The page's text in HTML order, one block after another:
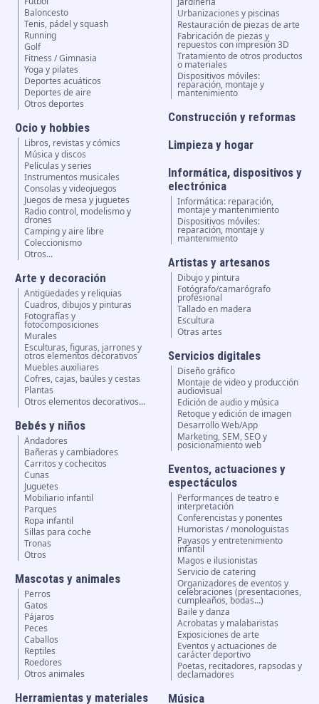
Baloncesto
Tenis, pádel y squash
Running
Golf
Fitness / Gimnasia
Yoga y pilates
Deportes acuáticos
Deportes de aire
Otros deportes
Ocio y hobbies
Libros, revistas y cómics
Música y discos
Películas y series
Instrumentos musicales
Consolas y videojuegos
Juegos de mesa y juguetes
Radio control, modelismo y
drones
Camping y aire libre
Coleccionismo
Otros...
Arte y decoración
Antigüedades y reliquias
Cuadros, dibujos y pinturas
Fotografías y
fotocomposiciones
Murales
Esculturas, figuras, jarrones y
otros elementos decorativos
Muebles auxiliares
Cofres, cajas, baúles y cestas
Plantas
Otros elementos decorativos...
Bebés y niños
Andadores
Bañeras y cambiadores
Carritos y cochecitos
Cunas
Juguetes
Mobiliario infantil
Parques
Ropa infantil
Sillas para coche
Tronas
Otros
Mascotas y animales
Perros
Gatos
Pájaros
Peces
Caballos
Reptiles
Roedores
Otros animales
Herramientas y materiales
Urbanizaciones y piscinas
Restauración de piezas de arte
Fabricación de piezas y
repuestos con impresión 3D
Tratamiento de otros productos
o materiales
Dispositivos móviles:
reparación, montaje y
mantenimiento
Construcción y reformas
Limpieza y hogar
Informática, dispositivos y
electrónica
Informática: reparación,
montaje y mantenimiento
Dispositivos móviles:
reparación, montaje y
mantenimiento
Artistas y artesanos
Dibujo y pintura
Fotógrafo/camarógrafo
profesional
Tallado en madera
Escultura
Otras artes
Servicios digitales
Diseño gráfico
Montaje de video y producción
audiovisual
Edición de audio y música
Retoque y edición de imagen
Desarrollo Web/App
Marketing, SEM, SEO y
posicionamiento web
Eventos, actuaciones y
espectáculos
Performances de teatro e
interpretación
Conferencistas y ponentes
Humoristas / monologuistas
Payasos y entretenimiento
infantil
Magos e ilusionistas
Servicio de catering
Organizadores de eventos y
celebraciones (presentaciones,
cumpleaños, bodas...)
Baile y danza
Acrobatas y malabaristas
Exposiciones de arte
Eventos y actuaciones de
carácter deportivo
Poetas, recitadores, rapsodas y
declamadores
Música